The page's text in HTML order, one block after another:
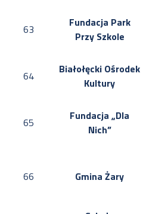
63
Fundacja Park
Przy Szkole
64
Białołęcki Ośrodek
Kultury
65
Fundacja „Dla
Nich”
66 Gmina Żary